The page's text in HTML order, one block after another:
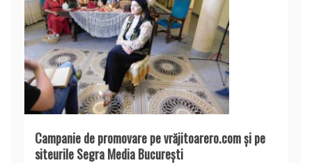
Campanie de promovare pe vrăjitoarero.com și pe
siteurile Segra Media București